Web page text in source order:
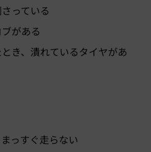
っている
がある
き、潰れているタイヤがあ
っすぐ走らない